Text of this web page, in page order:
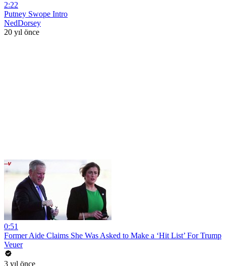
2:22
Putney Swope Intro
NedDorsey
20 yıl önce
0:51
Former Aide Claims She Was Asked to Make a ‘Hit List’ For Trump
Veuer
3 yıl önce